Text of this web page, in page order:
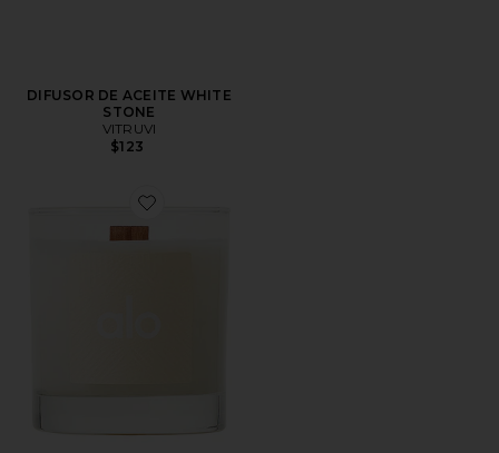
DIFUSOR DE ACEITE WHITE
STONE
VITRUVI
$123
Favorite VELA ALO SIGNATURE 8OZ CANDLE